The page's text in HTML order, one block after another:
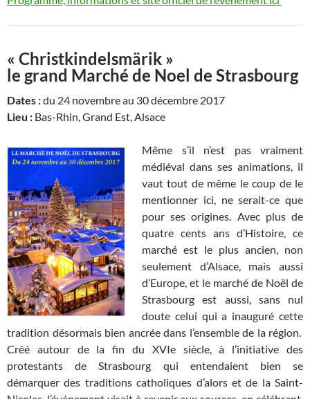
« Christkindelsmärik »
le grand Marché de Noel de Strasbourg
Dates :du 24 novembre au 30 décembre 2017
Lieu : Bas-Rhin, Grand Est, Alsace
Même s’il n’est pas vraiment
médiéval dans ses animations, il
vaut tout de même le coup de le
mentionner ici, ne serait-ce que
pour ses origines. Avec plus de
quatre cents ans d’Histoire, ce
marché est le plus ancien, non
seulement d’Alsace, mais aussi
d’Europe, et le marché de Noël de
Strasbourg est aussi, sans nul
doute celui qui a inauguré cette
tradition désormais bien ancrée dans l’ensemble de la région.
Créé autour de la fin du XVIe siècle, à l’initiative des
protestants de Strasbourg qui entendaient bien se
démarquer des traditions catholiques d’alors et de la Saint-